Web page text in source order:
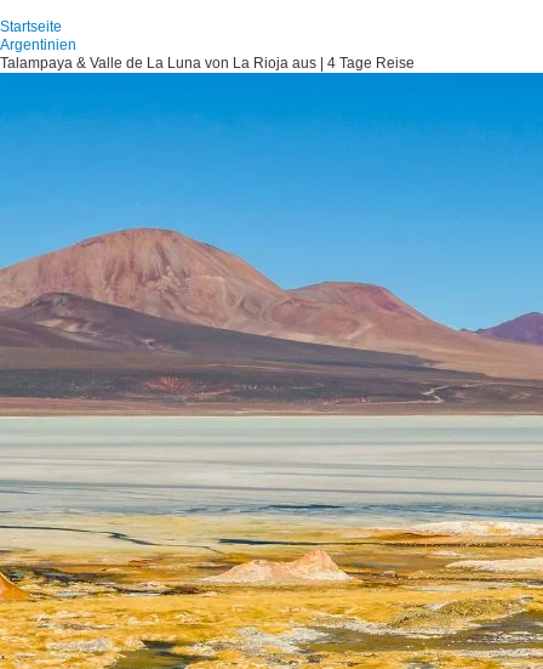
Startseite
Argentinien
Talampaya & Valle de La Luna von La Rioja aus | 4 Tage Reise